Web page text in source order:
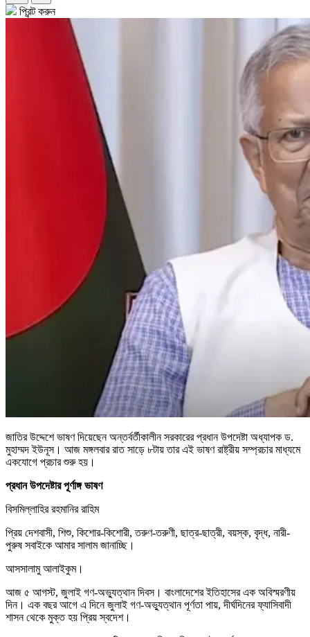
প্রিন্ট করুন
জাতির উদ্দেশে ভাষণ দিয়েছেন অন্তর্বর্তীকালীন সরকারের প্রধান উপদেষ্টা অধ্যাপক ড.
মুহাম্মদ ইউনূস। আজ মঙ্গলবার রাত সাড়ে ৮টায় তার এই ভাষণ রাষ্ট্রীয় সম্প্রচার মাধ্যমে
একযোগে প্রচার শুরু হয়।
প্রধান উপদেষ্টার পূর্ণাঙ্গ ভাষণ
বিসমিল্লাহির রহমানির রাহিম
প্রিয় দেশবাসী, শিশু, কিশোর-কিশোরী, তরুণ-তরুণী, ছাত্র-ছাত্রী, বয়স্ক, বৃদ্ধ, নারী-
পুরুষ সবাইকে আমার সালাম জানাচ্ছি।
আসসালামু আলাইকুম।
আজ ৫ আগস্ট, জুলাই গণ-অভ্যুত্থান দিবস। বাংলাদেশের ইতিহাসের এক অবিস্মরণীয়
দিন। এক বছর আগে এ দিনে জুলাই গণ-অভ্যুত্থান পূর্ণতা পায়, দীর্ঘদিনের ফ্যাসিবাদী
শাসন থেকে মুক্ত হয় প্রিয় স্বদেশ।